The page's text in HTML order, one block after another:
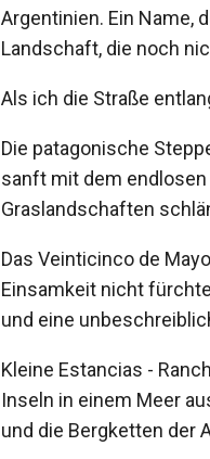
Argentinien. Ein Name,
Landschaft, die noch
Als ich die Straße
Die patagonische
sanft mit dem
Graslandschaften
Das Veinticinco de
Einsamkeit nicht
und eine
Kleine Estancias -
Inseln in einem Meer
und die Bergketten der